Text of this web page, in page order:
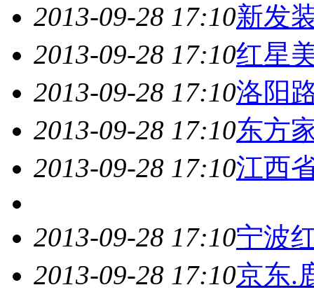
2013-09-28 17:10新发
2013-09-28 17:10红星
2013-09-28 17:10洛阳
2013-09-28 17:10东方
2013-09-28 17:10江西
2013-09-28 17:10宁波
2013-09-28 17:10京东.